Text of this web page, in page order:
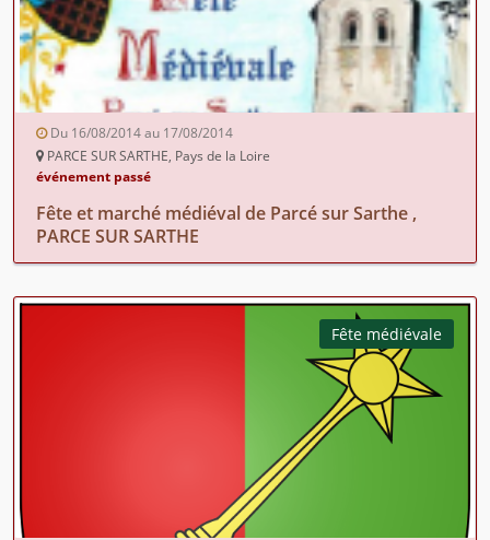
Du 16/08/2014 au 17/08/2014
PARCE SUR SARTHE, Pays de la Loire
événement passé
Fête et marché médiéval de Parcé sur Sarthe ,
PARCE SUR SARTHE
Fête médiévale